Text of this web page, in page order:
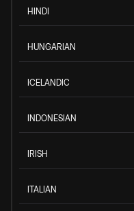
HINDI
HUNGARIAN
ICELANDIC
INDONESIAN
IRISH
ITALIAN